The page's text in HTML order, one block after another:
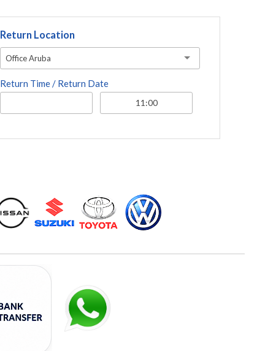
Return Location
Office Aruba
Return Time / Return Date